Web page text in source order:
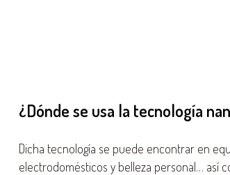
¿Dónde se usa la tecnología
Dicha tecnología se puede encontrar en
electrodomésticos y belleza personal… así